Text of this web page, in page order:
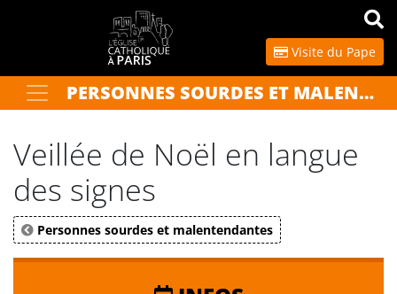
Visite du Pape
Votre recherche OKPERSONNES SOURDES ET MALENTENDANTES
Veillée de Noël en langue
des signes
Personnes sourdes et malentendantes
Panneau de gestion des cookies